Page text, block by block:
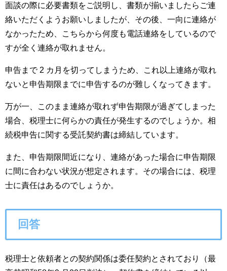
面談の際に必要書類をご説明し、書類が揃いましたらご連
絡いただくようお願いしましたが、その後、一向に連絡が
なかったため、こちらから何度も電話連絡をしているので
すが全く連絡が取れません。
申告まで 2 カ月を切ってしまうため、これ以上連絡が取れ
ないと申告期限までに申告するのが難しくなってきます。
万が一、このまま連絡が取れず申告期限が過ぎてしまった
場合、税理士に何らかの責任が発生するのでしょうか。相
続税申告に関する受託契約書は締結しています。
また、申告期限間近になり、連絡があった場合に申告期限
に間に合わない状況が想定されます。その場合には、税理
士に責任はあるのでしょうか。
回答
税理士と依頼者との契約関係は委任契約とされており（最